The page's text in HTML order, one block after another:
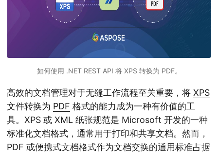
如何使用 .NET REST API 将 XPS 转换为 PDF。
高效的文档管理对于无缝工作流程至关重要，将 XPS
文件转换为 PDF 格式的能力成为一种有价值的工
具。XPS 或 XML 纸张规范是 Microsoft 开发的一种
标准化文档格式，通常用于打印和共享文档。然而，
PDF 或便携式文档格式作为文档交换的通用标准占据